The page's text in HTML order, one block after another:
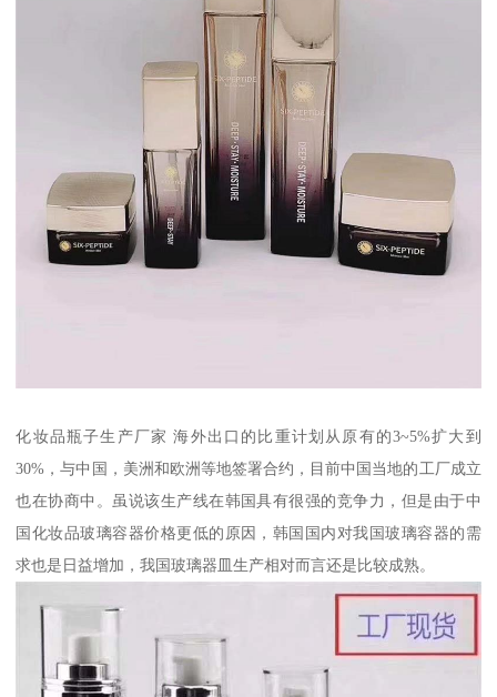
化妆品瓶子生产厂家 海外出口的比重计划从原有的3~5%扩大到
30%，与中国，美洲和欧洲等地签署合约，目前中国当地的工厂成立
也在协商中。虽说该生产线在韩国具有很强的竞争力，但是由于中
国化妆品玻璃容器价格更低的原因，韩国国内对我国玻璃容器的需
求也是日益增加，我国玻璃器皿生产相对而言还是比较成熟。